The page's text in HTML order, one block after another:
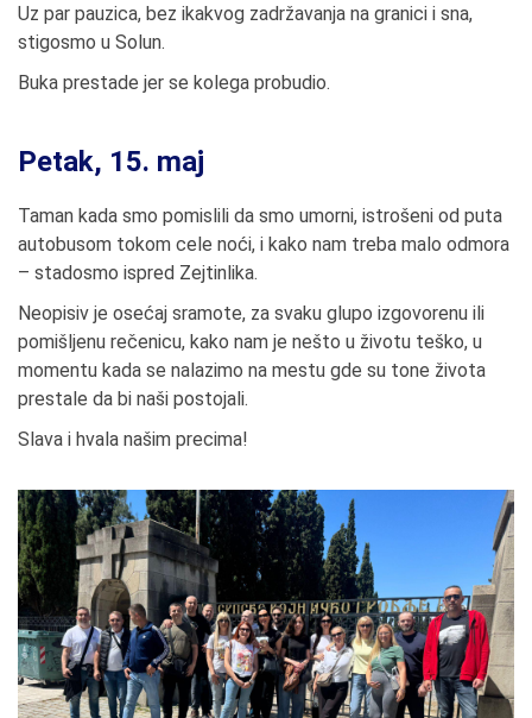
Uz par pauzica, bez ikakvog zadržavanja na granici i sna,
stigosmo u Solun.
Buka prestade jer se kolega probudio.
Petak, 15. maj
Taman kada smo pomislili da smo umorni, istrošeni od puta
autobusom tokom cele noći, i kako nam treba malo odmora
– stadosmo ispred Zejtinlika.
Neopisiv je osećaj sramote, za svaku glupo izgovorenu ili
pomišljenu rečenicu, kako nam je nešto u životu teško, u
momentu kada se nalazimo na mestu gde su tone života
prestale da bi naši postojali.
Slava i hvala našim precima!